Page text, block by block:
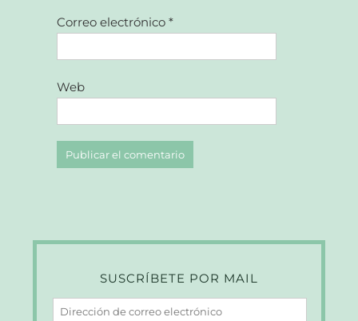
Correo electrónico*
Web
SUSCRÍBETE POR MAIL
Dirección